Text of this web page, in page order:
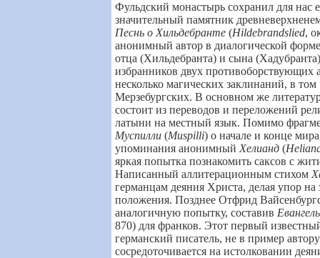
Фульдский монастырь сохранил для нас
значительный памятник
Песнь о Хильдебранте (Hildebrandslied,
анонимный автор в диалогической
отца (Хильдебранта) и сына
избранников двух
несколько магических заклинаний, в том
Мерзебургских. В основном же
состоит из переводов и переложений
латыни на местный язык. Помимо
Муспилли (Muspilli) о начале и конце
упоминания анонимный Хелианд (
яркая попытка познакомить саксов с
Написанный аллитерационным стихом
германцам деяния Христа, делая упор
положения. Позднее Отфрид
аналогичную попытку, составив
870) для франков. Этот первый
германский писатель, не в пример
сосредоточивается на истолковании